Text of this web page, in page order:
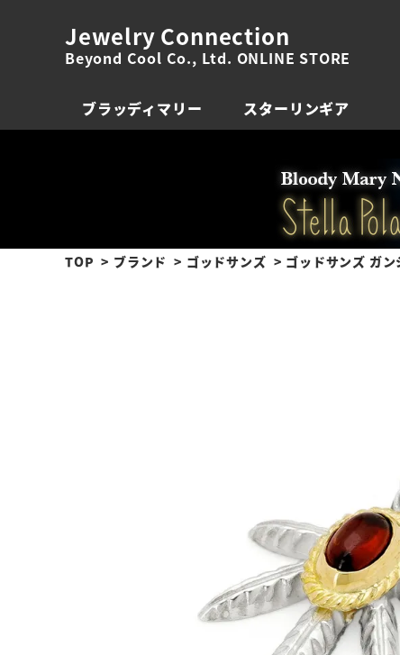
Jewelry Connection
Beyond Cool Co., Ltd. ONLINE STORE
ブラッディマリー スターリンギア
TOP ブランド ゴッドサンズ ゴッドサンズ ガン